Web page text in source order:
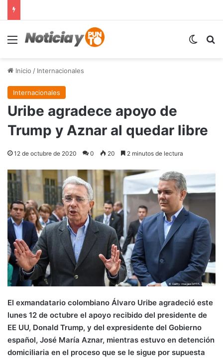
Menú
Inicio / Internacionales
Internacionales
Uribe agradece apoyo de
Trump y Aznar al quedar libre
12 de octubre de 2020 0 20 2 minutos de lectura
El exmandatario colombiano Álvaro Uribe agradeció este
lunes 12 de octubre el apoyo recibido del presidente de
EE UU, Donald Trump, y del expresidente del Gobierno
español, José María Aznar, mientras estuvo en detención
domiciliaria en el proceso que se le sigue por supuesta